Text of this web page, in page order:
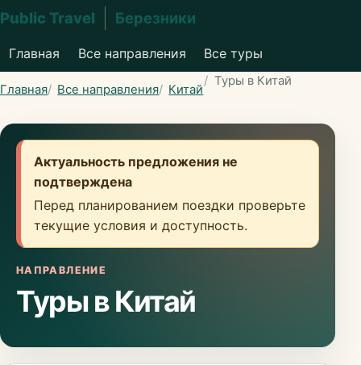
Public Travel Березники
Главная Все направления Все туры
Главная Все направления Китай
Туры в Китай
Актуальность предложения не
подтверждена
Перед планированием поездки проверьте
текущие условия и доступность.
НАПРАВЛЕНИЕ
Туры в Китай